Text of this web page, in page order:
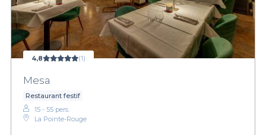
4,8 (1)
Mesa
Restaurant festif
15 - 55 pers.
La Pointe-Rouge